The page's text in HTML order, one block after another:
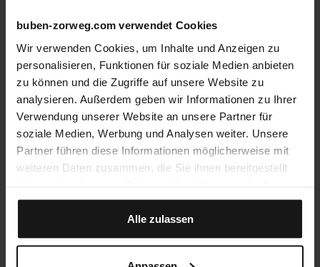
buben-zorweg.com verwendet Cookies
Wir verwenden Cookies, um Inhalte und Anzeigen zu
personalisieren, Funktionen für soziale Medien anbieten
zu können und die Zugriffe auf unsere Website zu
analysieren. Außerdem geben wir Informationen zu Ihrer
Verwendung unserer Website an unsere Partner für
soziale Medien, Werbung und Analysen weiter. Unsere
Partner führen diese Informationen möglicherweise mit
weiteren Daten zusammen, die Sie ihnen bereitgestellt
gesammelt haben.
Alle zulassen
キングダム・センターのフォーシーズンズ・ホテル・
リヤドにある弊社のブティックへお越しになり、美学
とイノベーションの頂点を体験してください。